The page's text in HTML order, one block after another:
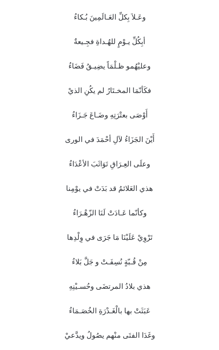
وعَـلاَ بِكلِّ العَـالَمِينَ بُـكاءُ
أبِكُلِّ يـوْمٍ للهُـداةِ فجِـيعةٌ
وعليْهُمو ظـلْمَاً يضِيـقُ فَضَاءُ
فكَأنّمَا المخـتَارُ لم يكُنِ الذيْ
أَوْصَى بعتْرَتِهِ وضَـاعَ جَـزَاءُ
أَيْنَ الجَزَاءُ لآلِ أحْمَدَ في الورى
وعلَى العِـرَاقِ تَوَاثَبَ الأعْدَاءُ
هذي العَلائمُ قد بَدَتْ في يوْمِنا
وكأنّما عَـادَتْ لَنَا الزّهْـرَاءُ
تَرْوِيْ عَلَيْنَا مَا جَرَى في وِلْدِها
مِنْ قُـبّةٍ نُسِفَـتْ و جَلَّ بَلاءُ
هذي بلادُ المرتضَى وحُسـيْنِهِ
عَبَثَتْ بها بالْغَـدْرَةِ الخُصَـمَاءُ
وغَدَا الفتَى منْهم يصُولُ ويدَّعيْ